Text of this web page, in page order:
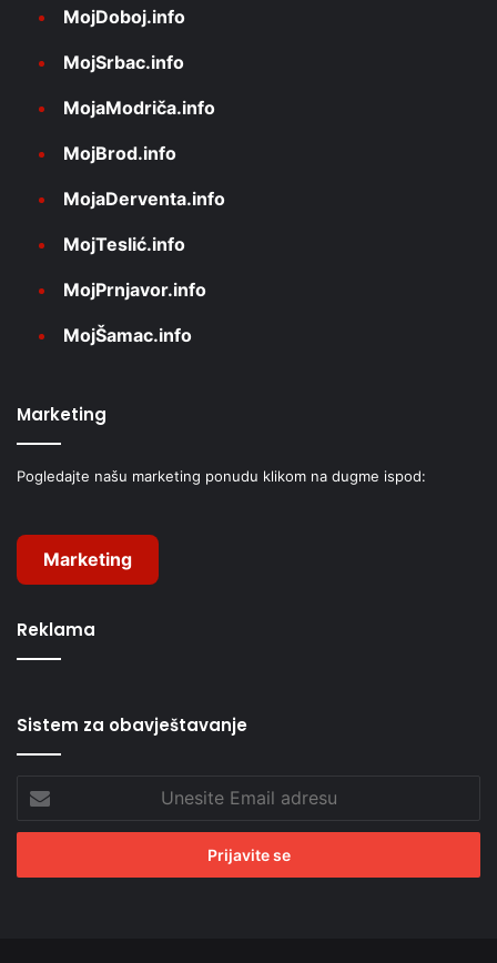
MojDoboj.info
MojSrbac.info
MojaModriča.info
MojBrod.info
MojaDerventa.info
MojTeslić.info
MojPrnjavor.info
MojŠamac.info
Marketing
Pogledajte našu marketing ponudu klikom na dugme ispod:
Marketing
Reklama
Sistem za obavještavanje
Email
adresu